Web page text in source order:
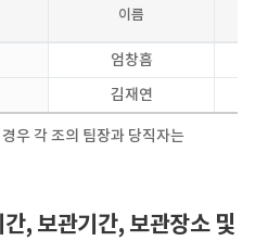
이름
엄창흠
김재연
우 각 조의 팀장과 당직자는
, 보관기간, 보관장소 및